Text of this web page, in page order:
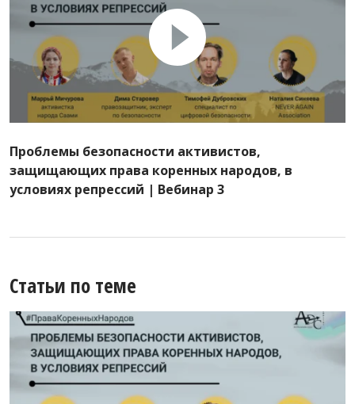
Проблемы безопасности активистов,
защищающих права коренных народов, в
условиях репрессий | Вебинар 3
Статьи по теме